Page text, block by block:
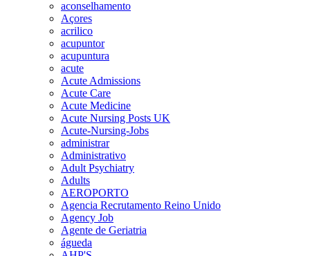
aconselhamento
Açores
acrilico
acupuntor
acupuntura
acute
Acute Admissions
Acute Care
Acute Medicine
Acute Nursing Posts UK
Acute-Nursing-Jobs
administrar
Administrativo
Adult Psychiatry
Adults
AEROPORTO
Agencia Recrutamento Reino Unido
Agency Job
Agente de Geriatria
águeda